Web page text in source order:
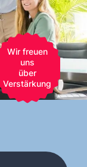
Wir freuen
uns
über
Verstärkung